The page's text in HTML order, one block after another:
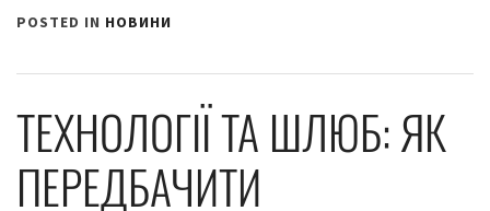
POSTED IN НОВИНИ
ТЕХНОЛОГІЇ ТА ШЛЮБ: ЯК
ПЕРЕДБАЧИТИ